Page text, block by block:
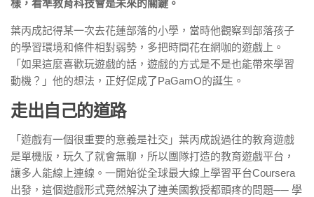
樣，看準教育科技會是未來的關鍵。
葉丙成記得某一次去花蓮部落的小學，當時他觀察到部落孩子
的學習環境和條件相對弱勢，多把時間花在網咖的遊戲上。
「如果這麼喜歡玩遊戲的話，遊戲的方式是不是也能帶來學習
動機？」他的想法，正好促成了PaGamO的誕生。
走出自己的道路
「遊戲有一個很重要的意義是社交」葉丙成說過往的教育遊戲
是單機版，玩久了就會無聊，所以團隊打造的教育遊戲平台，
讓多人能線上連線。一開始從全球最大線上學習平台Coursera
出發，這個遊戲形式竟然解決了連美國教授都頭疼的問題── 學